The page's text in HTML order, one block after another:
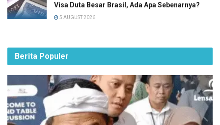
Visa Duta Besar Brasil, Ada Apa Sebenarnya?
5 AUGUST 2026
Berita Populer